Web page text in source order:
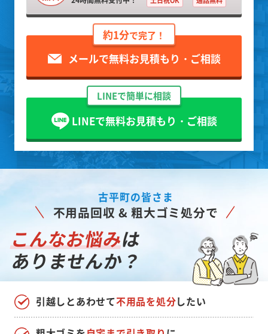
土日祝OK 通話無料
約1分で完了！
メールで無料お見積もり・ご相談
LINEで簡単に相談
LINEで無料お見積もり・ご相談
古平町の皆さま
不用品回収 & 粗大ゴミ処分で
こんなお悩みは
ありませんか？
引越しとあわせて 不用品を処分 したい